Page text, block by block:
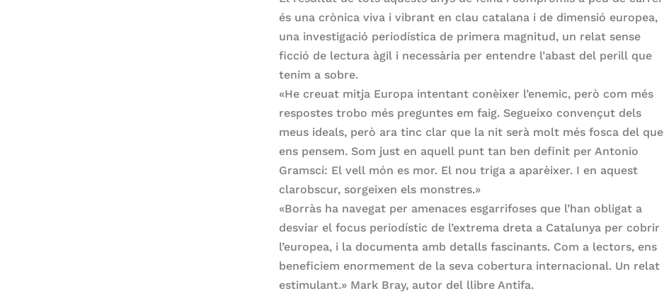
és una crònica viva i vibrant en clau catalana i de dimensió europea,
una investigació periodística de primera magnitud, un relat sense
ficció de lectura àgil i necessària per entendre l’abast del perill que
tenim a sobre.
«He creuat mitja Europa intentant conèixer l’enemic, però com més
respostes trobo més preguntes em faig. Segueixo convençut dels
meus ideals, però ara tinc clar que la nit serà molt més fosca del que
ens pensem. Som just en aquell punt tan ben definit per Antonio
Gramsci: El vell món es mor. El nou triga a aparèixer. I en aquest
clarobscur, sorgeixen els monstres.»
«Borràs ha navegat per amenaces esgarrifoses que l’han obligat a
desviar el focus periodístic de l’extrema dreta a Catalunya per cobrir
l’europea, i la documenta amb detalls fascinants. Com a lectors, ens
beneficiem enormement de la seva cobertura internacional. Un relat
estimulant.» Mark Bray, autor del llibre Antifa.